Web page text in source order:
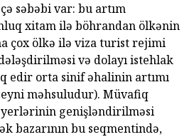
səbəbi var: bu artım
xitam ilə böhrandan ölkənin
çox ölkə ilə viza turist rejimi
və dolayı istehlak
edir orta sinif əhalinin artımı
məhsuludur). Müvafiq
genişləndirilməsi
bazarının bu seqmentində,